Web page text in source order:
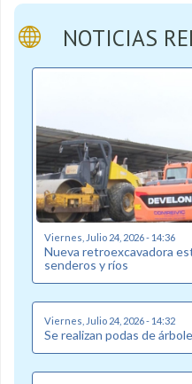
NOTICIAS
Viernes, Julio 24, 2026 - 14:36
Nueva retroexcavadora
senderos y ríos
Viernes, Julio 24, 2026 - 14:32
Se realizan podas de